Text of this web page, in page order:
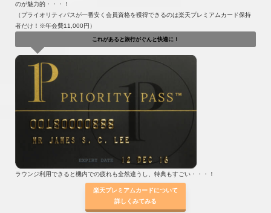
のが魅力的・・・！
（プライオリティパスが一番安く会員資格を獲得できるのは楽天プレミアムカード保持
者だけ！※年会費11,000円）
これがあると旅行がぐんと快適に！
ラウンジ利用できると機内での疲れも全然違うし、特典もすごい・・・！
楽天プレミアムカードについて
詳しくみてみる